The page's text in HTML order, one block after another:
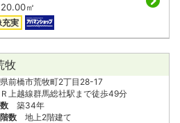
㎡
充実
牧
前橋市荒牧町2丁目28-17
Ｒ上越線群馬総社駅まで徒歩49分
築34年
数
地上2階建て